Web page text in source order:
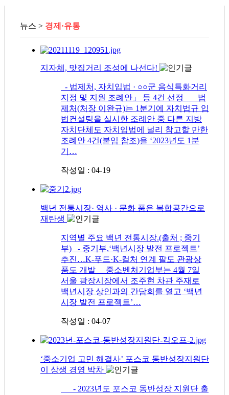
뉴스 > 경제·유통
지자체, 맛집거리 조성에 나선다!
- 법제처, 자치입법 · ○○군 음식특화거리
지정 및 지원 조례안」 등 4건 선정 법
제처(처장 이완규)는 1분기에 자치법규 입
법컨설팅을 실시한 조례안 중 다른 지방
자치단체도 자치입법에 널리 참고할 만한
조례안 4건(붙임 참조)을 ‘2023년도 1분
기…
작성일 : 04-19
백년 전통시장· 역사 · 문화 품은 복합공간으로
재탄생
지역별 주요 백년 전통시장.(출처 ; 중기
부) - 중기부,‘백년시장 발전 프로젝트’
추진…K-푸드·K-컬처 연계 팔도 관광상
품도 개발 중소벤처기업부는 4월 7일
서울 광장시장에서 조주현 차관 주재로
백년시장 상인과의 간담회를 열고 ‘백년
시장 발전 프로젝트’…
작성일 : 04-07
‘중소기업 고민 해결사’ 포스코 동반성장지원단
이 상생 경영 박차
- 2023년도 포스코 동반성장 지원단 출